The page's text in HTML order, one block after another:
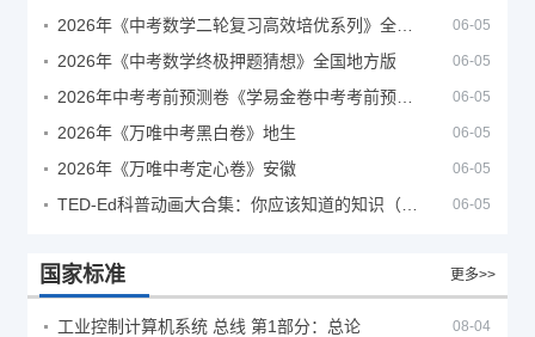
06-05
2026年《中考数学终极押题猜想》全国地方版 06-05
06-05
2026年《万唯中考黑白卷》地生 06-05
2026年《万唯中考定心卷》安徽 06-05
06-05
国家标准 更多>>
工业控制计算机系统 总线 第1部分：总论 08-04